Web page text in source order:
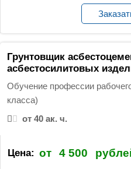
Грунтовщик
асбестосилитовых
Обучение профессии
класса)
от 40 ак. ч.
Цена: от 4 500